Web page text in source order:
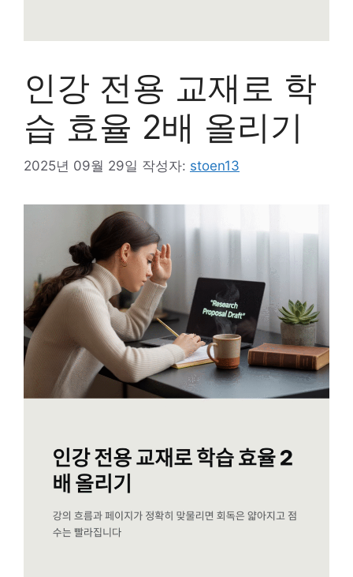
인강 전용 교재로 학
습 효율 2배 올리기
2025년 09월 29일 작성자: stoen13